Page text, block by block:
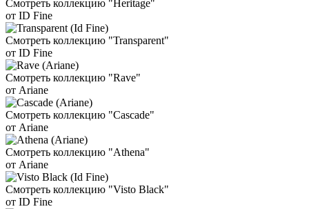
Смотреть коллекцию "Heritage"
от ID Fine
Смотреть коллекцию "Transparent"
от ID Fine
Смотреть коллекцию "Rave"
от Ariane
Смотреть коллекцию "Cascade"
от Ariane
Смотреть коллекцию "Athena"
от Ariane
Смотреть коллекцию "Visto Black"
от ID Fine